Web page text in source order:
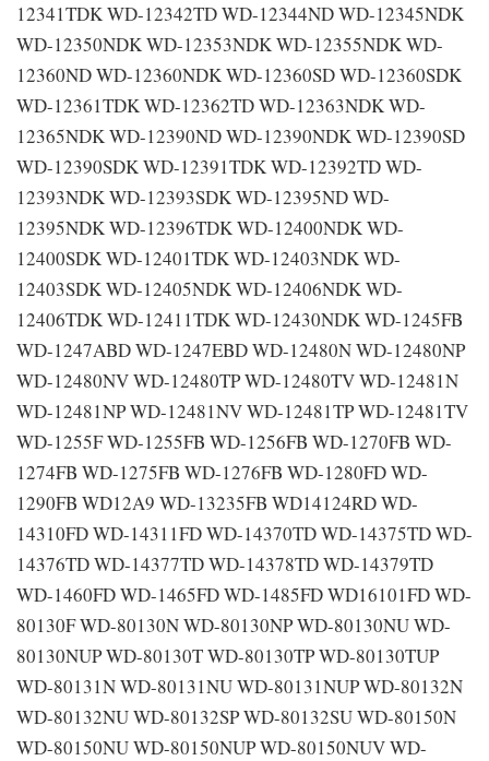
12341TDK WD-12342TD WD-12344ND WD-12345NDK
WD-12350NDK WD-12353NDK WD-12355NDK WD-
12360ND WD-12360NDK WD-12360SD WD-12360SDK
WD-12361TDK WD-12362TD WD-12363NDK WD-
12365NDK WD-12390ND WD-12390NDK WD-12390SD
WD-12390SDK WD-12391TDK WD-12392TD WD-
12393NDK WD-12393SDK WD-12395ND WD-
12395NDK WD-12396TDK WD-12400NDK WD-
12400SDK WD-12401TDK WD-12403NDK WD-
12403SDK WD-12405NDK WD-12406NDK WD-
12406TDK WD-12411TDK WD-12430NDK WD-1245FB
WD-1247ABD WD-1247EBD WD-12480N WD-12480NP
WD-12480NV WD-12480TP WD-12480TV WD-12481N
WD-12481NP WD-12481NV WD-12481TP WD-12481TV
WD-1255F WD-1255FB WD-1256FB WD-1270FB WD-
1274FB WD-1275FB WD-1276FB WD-1280FD WD-
1290FB WD12A9 WD-13235FB WD14124RD WD-
14310FD WD-14311FD WD-14370TD WD-14375TD WD-
14376TD WD-14377TD WD-14378TD WD-14379TD
WD-1460FD WD-1465FD WD-1485FD WD16101FD WD-
80130F WD-80130N WD-80130NP WD-80130NU WD-
80130NUP WD-80130T WD-80130TP WD-80130TUP
WD-80131N WD-80131NU WD-80131NUP WD-80132N
WD-80132NU WD-80132SP WD-80132SU WD-80150N
WD-80150NU WD-80150NUP WD-80150NUV WD-